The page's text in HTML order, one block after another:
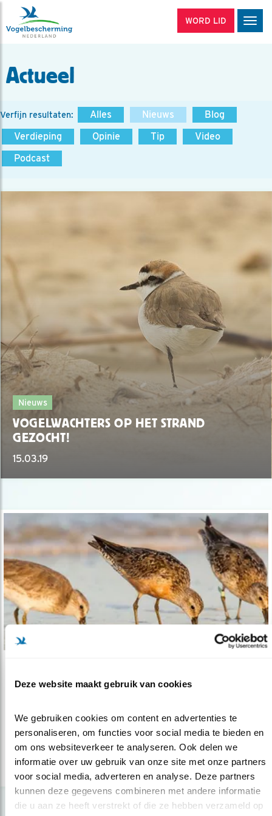
Deze website maakt gebruik van cookies
We gebruiken cookies om content en advertenties te
personaliseren, om functies voor social media te bieden en
om ons websiteverkeer te analyseren. Ook delen we
informatie over uw gebruik van onze site met onze partners
voor social media, adverteren en analyse. Deze partners
kunnen deze gegevens combineren met andere informatie
die u aan ze heeft verstrekt of die ze hebben verzameld op
WORD LID
Actueel
Verfijn resultaten: Alles Nieuws
Blog
Verdieping
Opinie Tip
Video
Podcast
Nieuws
VOGELWACHTERS OP HET STRAND
GEZOCHT!
15.03.19
Nieuwe kansen voor vogels in Delta
20.09.17Nieuw rapport is katalysator voor
vogelbescherming in Delta.
lees meer